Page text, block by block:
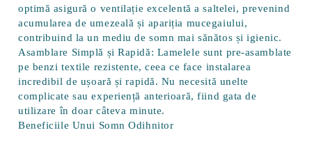
optimă asigură o ventilație excelentă a saltelei, prevenind
acumularea de umezeală și apariția mucegaiului,
contribuind la un mediu de somn mai sănătos și igienic.
Asamblare Simplă și Rapidă: Lamelele sunt pre-asamblate
pe benzi textile rezistente, ceea ce face instalarea
incredibil de ușoară și rapidă. Nu necesită unelte
complicate sau experiență anterioară, fiind gata de
utilizare în doar câteva minute.
Beneficiile Unui Somn Odihnitor